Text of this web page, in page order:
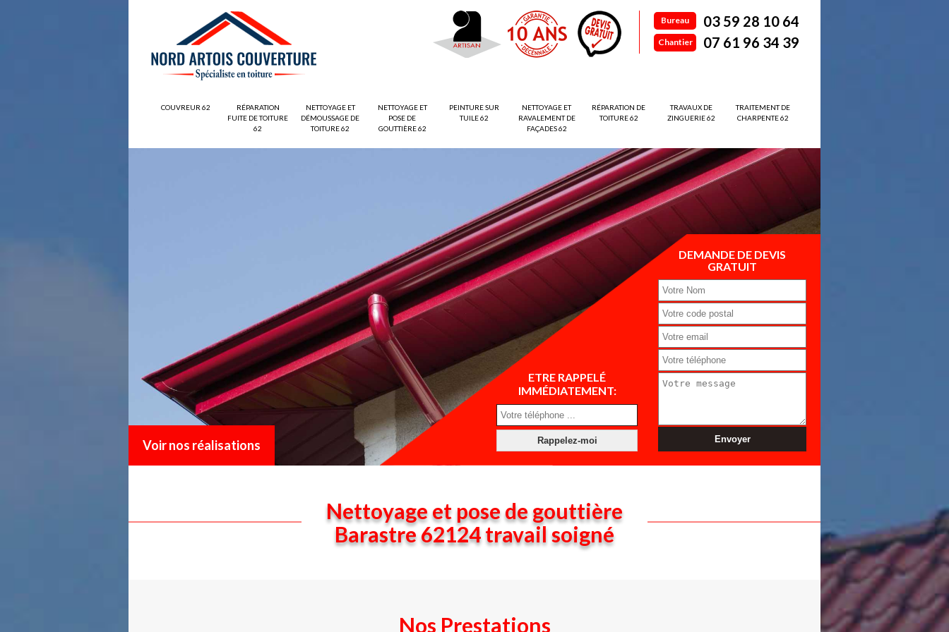
Bureau 03 59 28 10 64
Chantier 07 61 96 34 39
COUVREUR 62
RÉPARATION
FUITE DE TOITURE
62
NETTOYAGE ET
DÉMOUSSAGE DE
TOITURE 62
NETTOYAGE ET
POSE DE
GOUTTIÈRE 62
PEINTURE SUR
TUILE 62
NETTOYAGE ET
RAVALEMENT DE
FAÇADES 62
RÉPARATION DE
TOITURE 62
TRAVAUX DE
ZINGUERIE 62
TRAITEMENT DE
CHARPENTE 62
Voir nos réalisations
ETRE RAPPELÉ
IMMÉDIATEMENT:
DEMANDE DE DEVIS
GRATUIT
Nettoyage et pose de gouttière
Barastre 62124 travail soigné
Nos Prestations